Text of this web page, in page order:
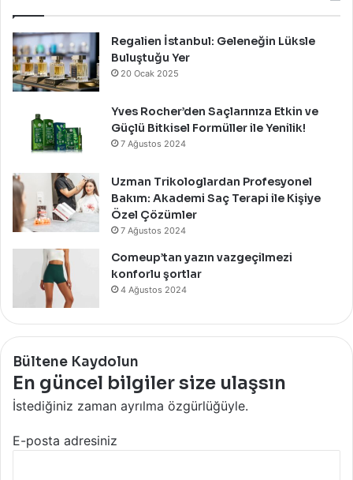
Kutladı!
Regalien İstanbul: Geleneğin Lüksle
Buluştuğu Yer
20 Ocak 2025
Yves Rocher’den Saçlarınıza Etkin ve
Güçlü Bitkisel Formüller ile Yenilik!
7 Ağustos 2024
Uzman Trikologlardan Profesyonel
Bakım: Akademi Saç Terapi ile Kişiye
Özel Çözümler
7 Ağustos 2024
Comeup’tan yazın vazgeçilmezi
konforlu şortlar
4 Ağustos 2024
Bültene Kaydolun
En güncel bilgiler size ulaşsın
İstediğiniz zaman ayrılma özgürlüğüyle.
E-posta adresiniz